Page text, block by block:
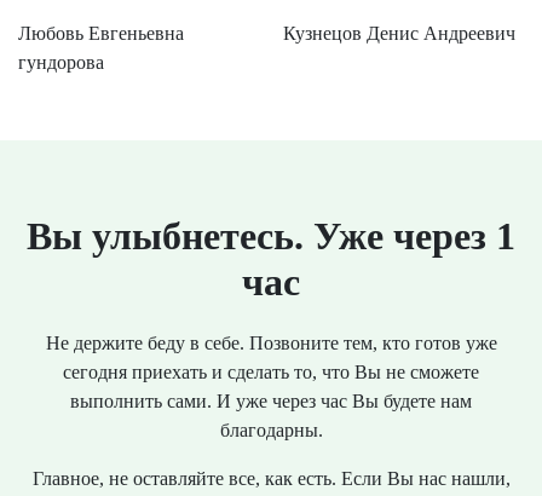
Любовь Евгеньевна
гундорова
Кузнецов Денис Андреевич
Вы улыбнетесь. Уже через 1
час
Не держите беду в себе. Позвоните тем, кто готов уже
сегодня приехать и сделать то, что Вы не сможете
выполнить сами. И уже через час Вы будете нам
благодарны.
Главное, не оставляйте все, как есть. Если Вы нас нашли,